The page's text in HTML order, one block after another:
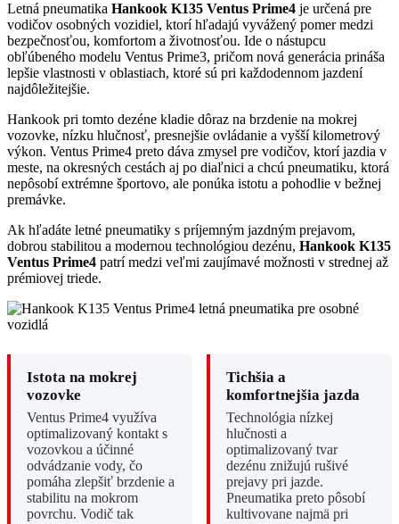
Letná pneumatika Hankook K135 Ventus Prime4 je určená pre
vodičov osobných vozidiel, ktorí hľadajú vyvážený pomer medzi
bezpečnosťou, komfortom a životnosťou. Ide o nástupcu
obľúbeného modelu Ventus Prime3, pričom nová generácia prináša
lepšie vlastnosti v oblastiach, ktoré sú pri každodennom jazdení
najdôležitejšie.
Hankook pri tomto dezéne kladie dôraz na brzdenie na mokrej
vozovke, nízku hlučnosť, presnejšie ovládanie a vyšší kilometrový
výkon. Ventus Prime4 preto dáva zmysel pre vodičov, ktorí jazdia v
meste, na okresných cestách aj po diaľnici a chcú pneumatiku, ktorá
nepôsobí extrémne športovo, ale ponúka istotu a pohodlie v bežnej
premávke.
Ak hľadáte letné pneumatiky s príjemným jazdným prejavom,
dobrou stabilitou a modernou technológiou dezénu, Hankook K135
Ventus Prime4 patrí medzi veľmi zaujímavé možnosti v strednej až
prémiovej triede.
Istota na mokrej
vozovke
Ventus Prime4 využíva
optimalizovaný kontakt s
vozovkou a účinné
odvádzanie vody, čo
pomáha zlepšiť brzdenie a
stabilitu na mokrom
povrchu. Vodič tak
Tichšia a
komfortnejšia jazda
Technológia nízkej
hlučnosti a
optimalizovaný tvar
dezénu znižujú rušivé
prejavy pri jazde.
Pneumatika preto pôsobí
kultivovane najmä pri